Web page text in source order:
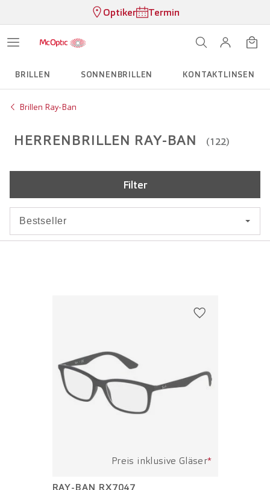
Optiker Termin
BRILLEN SONNENBRILLEN KONTAKTLINSEN
Brillen Ray-Ban
HERRENBRILLEN RAY-BAN (122)
Filter
Preis inklusive Gläser*
RAY-BAN RX7047